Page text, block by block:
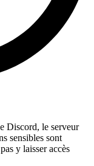
Discord, le serveur
sensibles sont
y laisser accès